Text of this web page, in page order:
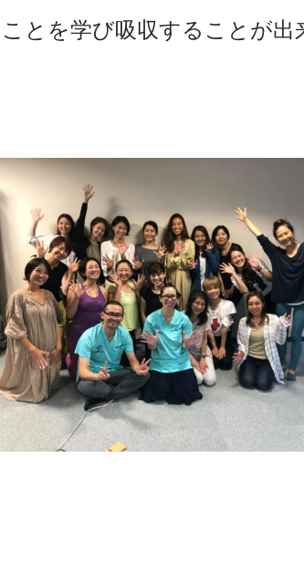
とを学び吸収することが出